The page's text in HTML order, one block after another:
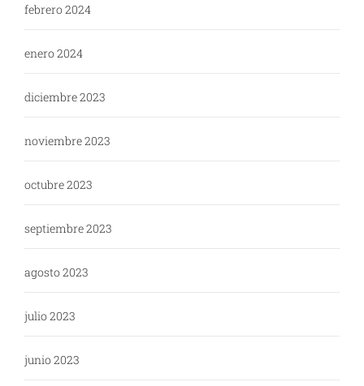
febrero 2024
enero 2024
diciembre 2023
noviembre 2023
octubre 2023
septiembre 2023
agosto 2023
julio 2023
junio 2023